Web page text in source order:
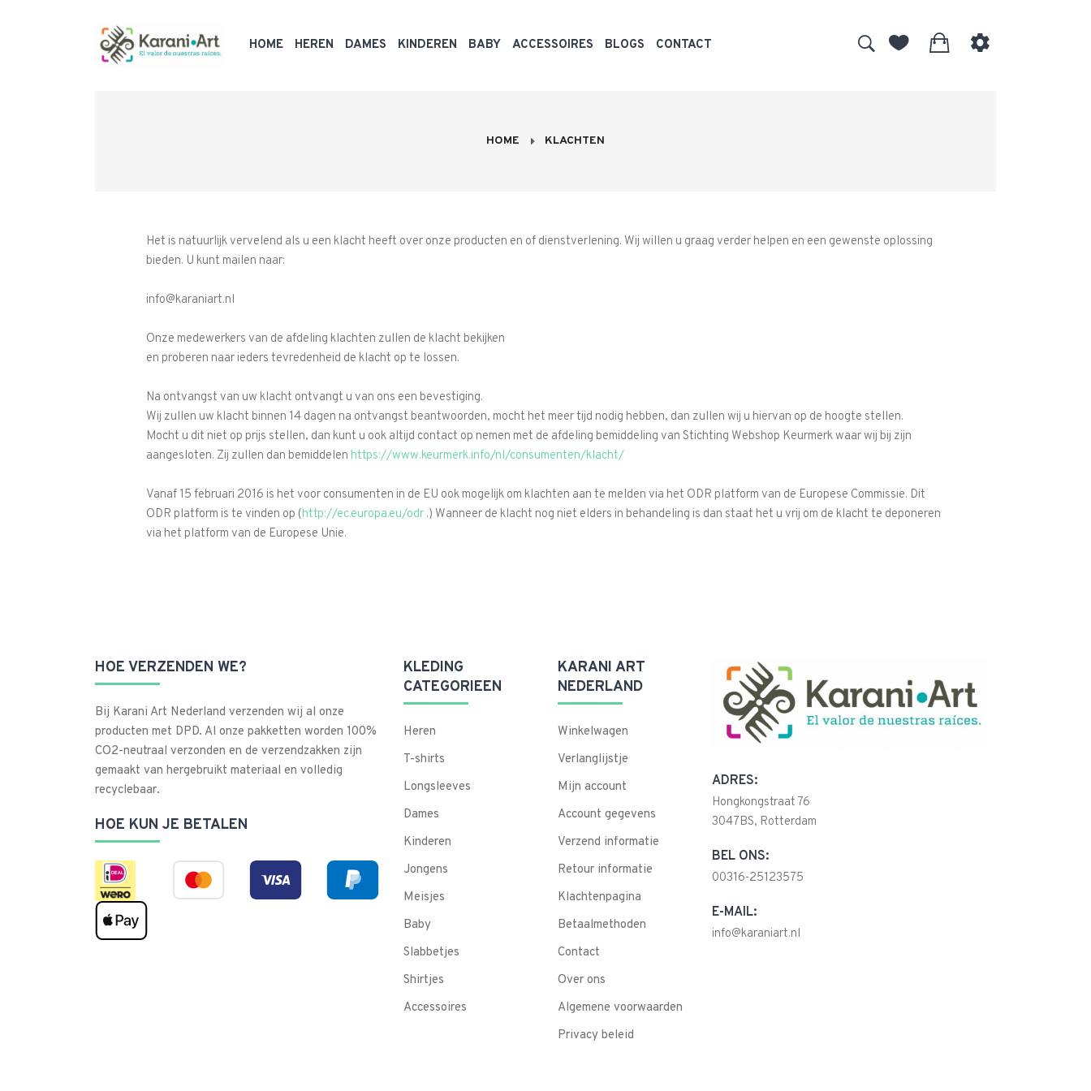
HOME HEREN DAMES KINDEREN BABY ACCESSOIRES BLOGS CONTACT
HOME KLACHTEN
Het is natuurlijk vervelend als u een klacht heeft over onze producten en of dienstverlening. Wij willen u graag verder helpen en een gewenste oplossing
bieden. U kunt mailen naar:
info@karaniart.nl
Onze medewerkers van de afdeling klachten zullen de klacht bekijken
en proberen naar ieders tevredenheid de klacht op te lossen.
Na ontvangst van uw klacht ontvangt u van ons een bevestiging.
Wij zullen uw klacht binnen 14 dagen na ontvangst beantwoorden, mocht het meer tijd nodig hebben, dan zullen wij u hiervan op de hoogte stellen.
Mocht u dit niet op prijs stellen, dan kunt u ook altijd contact op nemen met de afdeling bemiddeling van Stichting Webshop Keurmerk waar wij bij zijn
aangesloten. Zij zullen dan bemiddelen https://www.keurmerk.info/nl/consumenten/klacht/
Vanaf 15 februari 2016 is het voor consumenten in de EU ook mogelijk om klachten aan te melden via het ODR platform van de Europese Commissie. Dit
ODR platform is te vinden op (http://ec.europa.eu/odr.) Wanneer de klacht nog niet elders in behandeling is dan staat het u vrij om de klacht te deponeren
via het platform van de Europese Unie.
HOE VERZENDEN WE?
Bij Karani Art Nederland verzenden wij al onze
producten met DPD. Al onze pakketten worden 100%
CO2-neutraal verzonden en de verzendzakken zijn
gemaakt van hergebruikt materiaal en volledig
recyclebaar.
HOE KUN JE BETALEN
KLEDING
CATEGORIEEN
Heren
T-shirts
Longsleeves
Dames
Kinderen
Jongens
Meisjes
Baby
Slabbetjes
Shirtjes
Accessoires
KARANI ART
NEDERLAND
Winkelwagen
Verlanglijstje
Mijn account
Account gegevens
Verzend informatie
Retour informatie
Klachtenpagina
Betaalmethoden
Contact
Over ons
Algemene voorwaarden
Privacy beleid
ADRES:
Hongkongstraat 76
3047BS, Rotterdam
BEL ONS:
00316-25123575
E-MAIL:
info@karaniart.nl